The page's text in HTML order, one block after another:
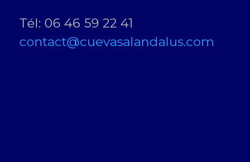
Tél: 06 46 59 22 41
contact@cuevasalandalus.com